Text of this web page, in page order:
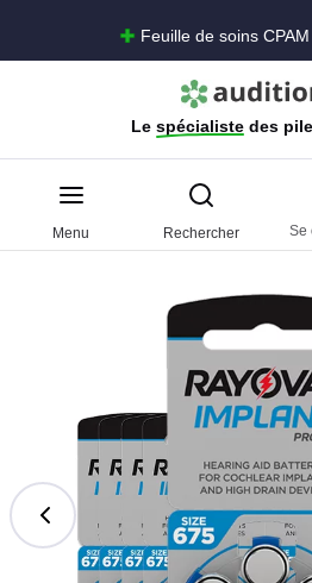
Livraison offerte dès
Le spécialiste des
Menu Rechercher Se